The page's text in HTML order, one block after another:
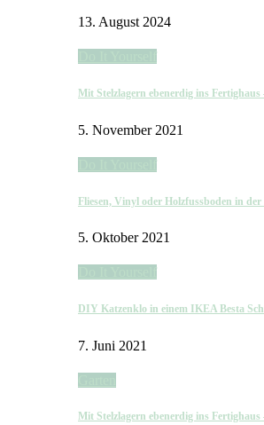
13. August 2024
Mit Stelzlagern ebenerdig ins
5. November 2021
Fliesen, Vinyl oder Holzfussboden in
5. Oktober 2021
DIY Katzenklo in einem IKEA Besta
7. Juni 2021
Mit Stelzlagern ebenerdig ins